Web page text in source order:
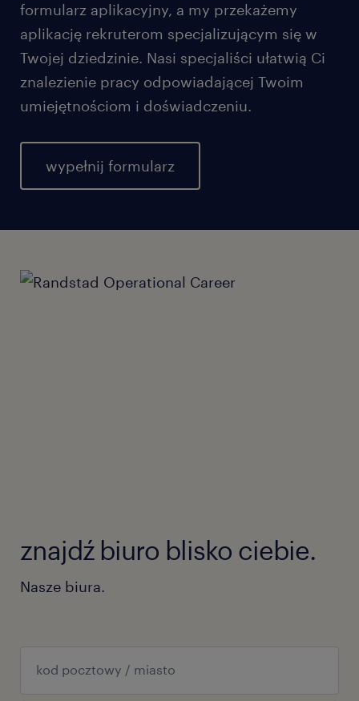
formularz aplikacyjny, a my przekażemy
aplikację rekruterom specjalizującym się w
Twojej dziedzinie. Nasi specjaliści ułatwią Ci
znalezienie pracy odpowiadającej Twoim
umiejętnościom i doświadczeniu.
wypełnij formularz
znajdź biuro blisko ciebie.
Nasze biura.